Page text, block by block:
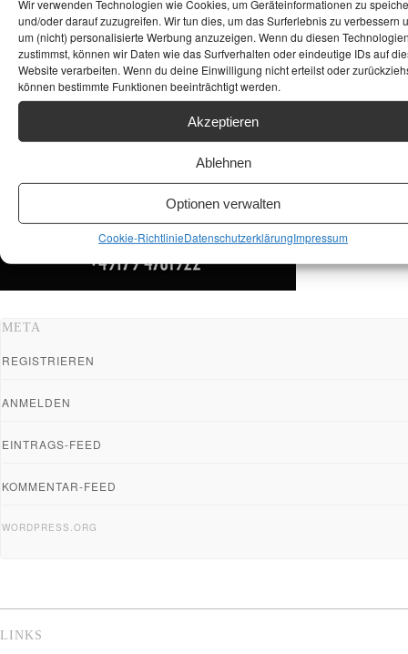
Wir verwenden Technologien wie Cookies, um Geräteinformationen zu
und/oder darauf zuzugreifen. Wir tun dies, um das Surferlebnis zu verbessern
um (nicht) personalisierte Werbung anzuzeigen. Wenn du diesen
zustimmst, können wir Daten wie das Surfverhalten oder eindeutige IDs auf
Website verarbeiten. Wenn du deine Einwilligung nicht erteilst oder
können bestimmte Funktionen beeinträchtigt werden.
Akzeptieren
Ablehnen
Optionen verwalten
Cookie-RichtlinieDatenschutzerklärungImpressum
META
REGISTRIEREN
ANMELDEN
EINTRAGS-FEED
KOMMENTAR-FEED
WORDPRESS.ORG
LINKS